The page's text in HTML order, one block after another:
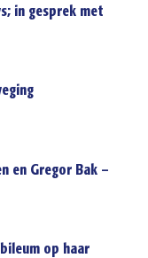
in gesprek met
en Gregor Bak –
op haar